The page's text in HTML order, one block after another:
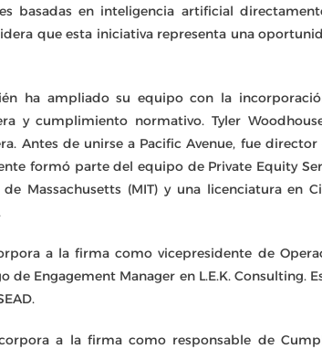
basadas en inteligencia artificial
que esta iniciativa representa una
ha ampliado su equipo con la
y cumplimiento normativo. Tyler
Antes de unirse a Pacific Avenue, fue
formó parte del equipo de Private Equity
Massachusetts (MIT) y una licenciatura en
a la firma como vicepresidente de
de Engagement Manager en L.E.K. Consulting.
a la firma como responsable de